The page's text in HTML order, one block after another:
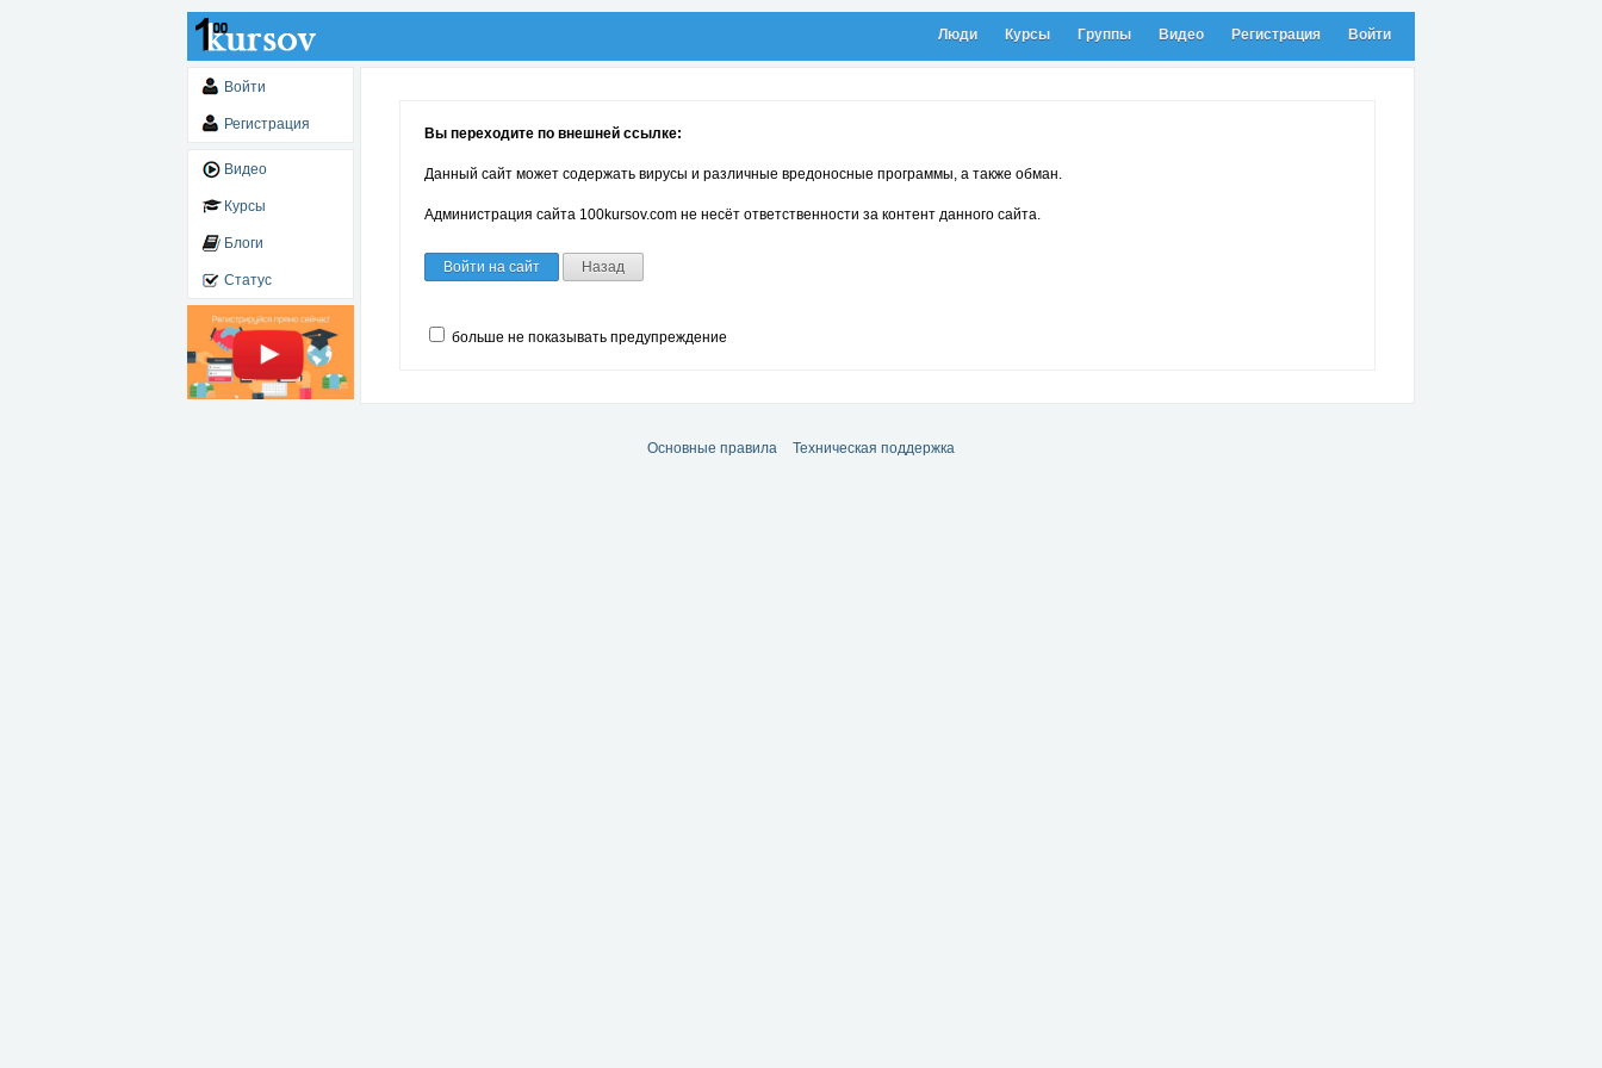
Люди Курсы Группы Видео Регистрация Войти
Войти
Регистрация
Видео
Курсы
Блоги
Статус
Вы переходите по внешней ссылке:
Данный сайт может содержать вирусы и различные вредоносные программы, а также обман.
Администрация сайта 100kursov.com не несёт ответственности за контент данного сайта.
Войти на сайт Назад
больше не показывать предупреждение
Основные правила Техническая поддержка